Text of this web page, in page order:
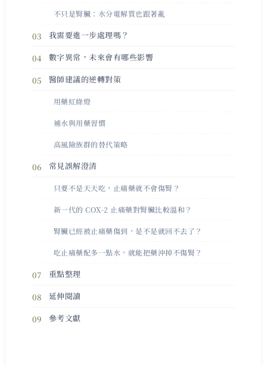
不只是腎臟：水分電解質也跟著亂
我需要進一步處理嗎？
數字異常，未來會有哪些影響
醫師建議的逆轉對策
用藥紅綠燈
補水與用藥習慣
高風險族群的替代策略
常見誤解澄清
只要不是天天吃，止痛藥就不會傷腎？
新一代的 COX-2 止痛藥對腎臟比較溫和？
腎臟已經被止痛藥傷到，是不是就回不去了？
吃止痛藥配多一點水，就能把藥沖掉不傷腎？
重點整理
延伸閱讀
參考文獻